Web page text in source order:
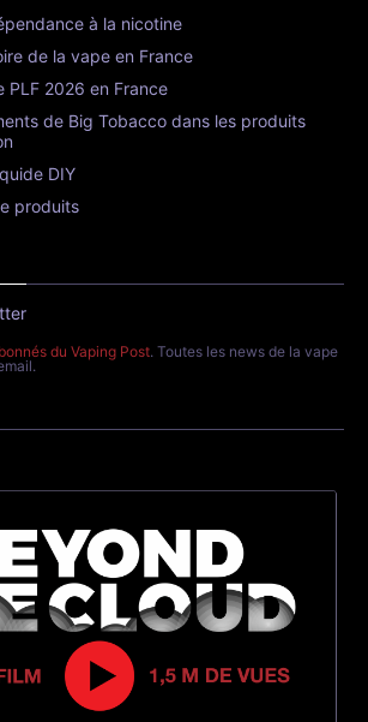
à la nicotine
de la vape en France
PLF 2026 en France
de Big Tobacco dans les produits
DIY
produits
du Vaping Post. Toutes les news de la vape